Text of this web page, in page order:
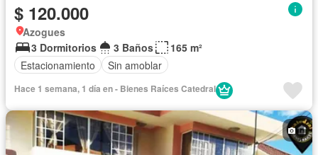
$ 120.000
Azogues
3 Dormitorios
3 Baños
165 m²
Estacionamiento
Sin amoblar
Hace 1 semana, 1 día en - Bienes Raíces Catedral